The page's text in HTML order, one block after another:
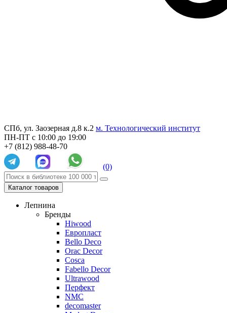
СПб, ул. Заозерная д.8 к.2 м. Технологический институт
ПН-ПТ с 10:00 до 19:00
+7 (812) 988-48-70
(0)
Каталог товаров
Лепнина
Бренды
Hiwood
Европласт
Bello Deco
Orac Decor
Cosca
Fabello Decor
Ultrawood
Перфект
NMC
decomaster